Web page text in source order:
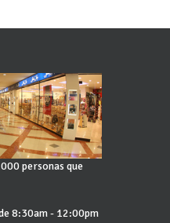
personas que
8:30am - 12:00pm